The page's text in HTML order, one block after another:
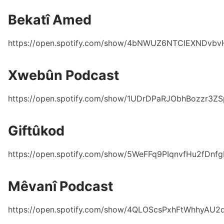
Bekatî Amed
https://open.spotify.com/show/
Xwebûn Podcast
https://open.spotify.com/show/
Giftûkod
https://open.spotify.com/show/
Mêvanî Podcast
https://open.spotify.com/show/